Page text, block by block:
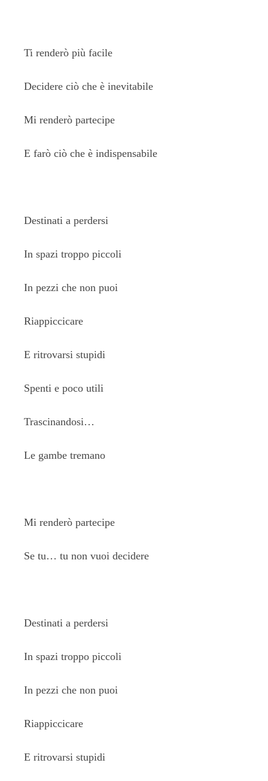
Ti renderò più facile
Decidere ciò che è inevitabile
Mi renderò partecipe
E farò ciò che è indispensabile
Destinati a perdersi
In spazi troppo piccoli
In pezzi che non puoi
Riappiccicare
E ritrovarsi stupidi
Spenti e poco utili
Trascinandosi…
Le gambe tremano
Mi renderò partecipe
Se tu… tu non vuoi decidere
Destinati a perdersi
In spazi troppo piccoli
In pezzi che non puoi
Riappiccicare
E ritrovarsi stupidi